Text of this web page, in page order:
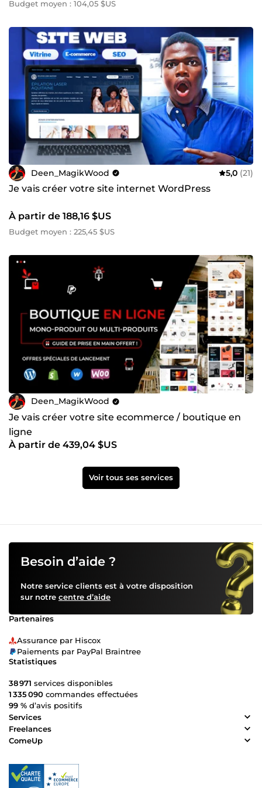
Budget moyen : 104,05 $US
Deen_MagikWood 5,0 (21)
Je vais créer votre site internet WordPress
À partir de 188,16 $US
Budget moyen : 225,45 $US
Deen_MagikWood
Je vais créer votre site ecommerce / boutique en
ligne
À partir de 439,04 $US
Voir tous ses services
Besoin d’aide ?
Notre service clients est à votre disposition
sur notre centre d’aide
Partenaires
Assurance par Hiscox
Paiements par PayPal Braintree
Statistiques
38 971 services disponibles
1 335 090 commandes effectuées
99 % d’avis positifs
Services
Freelances
ComeUp